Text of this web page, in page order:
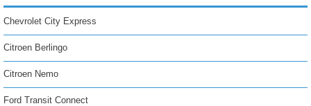
Chevrolet City Express
Citroen Berlingo
Citroen Nemo
Ford Transit Connect